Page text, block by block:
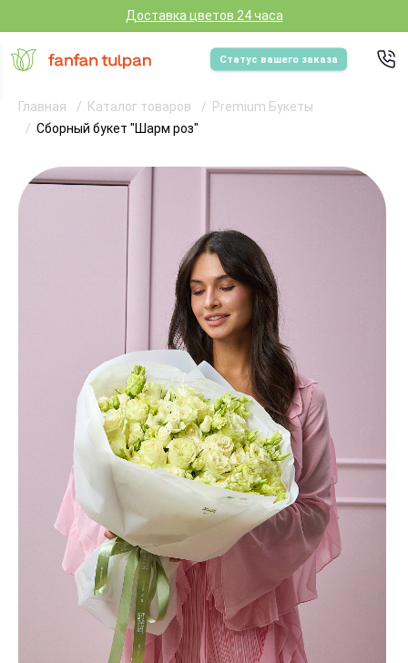
Доставка цветов 24 часа
Статус вашего заказа
Главная Каталог товаров
Premium Букеты
Сборный букет "Шарм роз"